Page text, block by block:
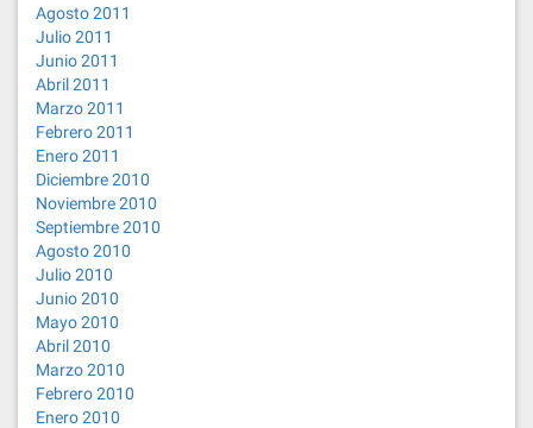
Agosto 2011
Julio 2011
Junio 2011
Abril 2011
Marzo 2011
Febrero 2011
Enero 2011
Diciembre 2010
Noviembre 2010
Septiembre 2010
Agosto 2010
Julio 2010
Junio 2010
Mayo 2010
Abril 2010
Marzo 2010
Febrero 2010
Enero 2010